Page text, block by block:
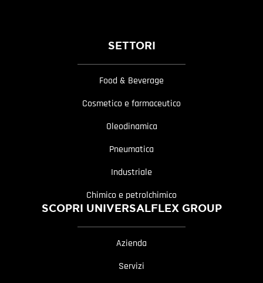
SETTORI
Food & Beverage
Cosmetico e farmaceutico
Oleodinamica
Pneumatica
Industriale
Chimico e petrolchimico
SCOPRI UNIVERSALFLEX GROUP
Azienda
Servizi